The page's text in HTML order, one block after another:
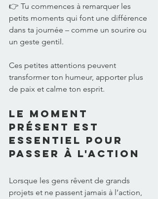
👉 Tu commences à remarquer les
petits moments qui font une différence
dans ta journée – comme un sourire ou
un geste gentil.
Ces petites attentions peuvent
transformer ton humeur, apporter plus
de paix et calme ton esprit.
Le Moment
Présent est
essentiel pour
passer à l'action
Lorsque les gens rêvent de grands
projets et ne passent jamais à l’action,